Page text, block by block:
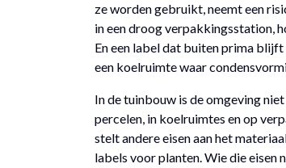
ze worden gebruikt, neemt een
in een droog verpakkingsstation,
En een label dat buiten prima
een koelruimte waar
In de tuinbouw is de omgeving
percelen, in koelruimtes en op
stelt andere eisen aan het
labels voor planten. Wie die eisen